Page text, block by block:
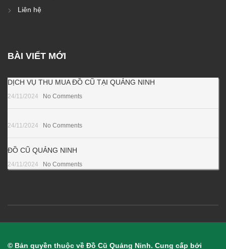
Liên hệ
BÀI VIẾT MỚI
DỊCH VỤ THU MUA ĐỒ CŨ TẠI QUẢNG NINH
24/11/2024 No Comments
24/11/2024 No Comments
ĐỒ CŨ QUẢNG NINH
24/11/2024 No Comments
© Bản quyền thuộc về Đồ Cũ Quảng Ninh. Cung cấp bởi